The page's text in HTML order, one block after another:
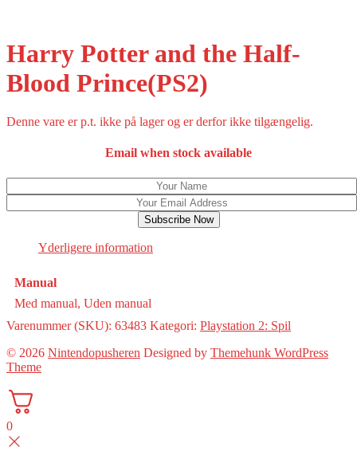
Harry Potter and the Half-
Blood Prince(PS2)
Denne vare er p.t. ikke på lager og er derfor ikke tilgængelig.
Email when stock available
Subscribe Now
Yderligere information
Manual
Med manual, Uden manual
Varenummer (SKU): 63483 Kategori: Playstation 2: Spil
© 2026 Nintendopusheren Designed by Themehunk WordPress
Theme
0